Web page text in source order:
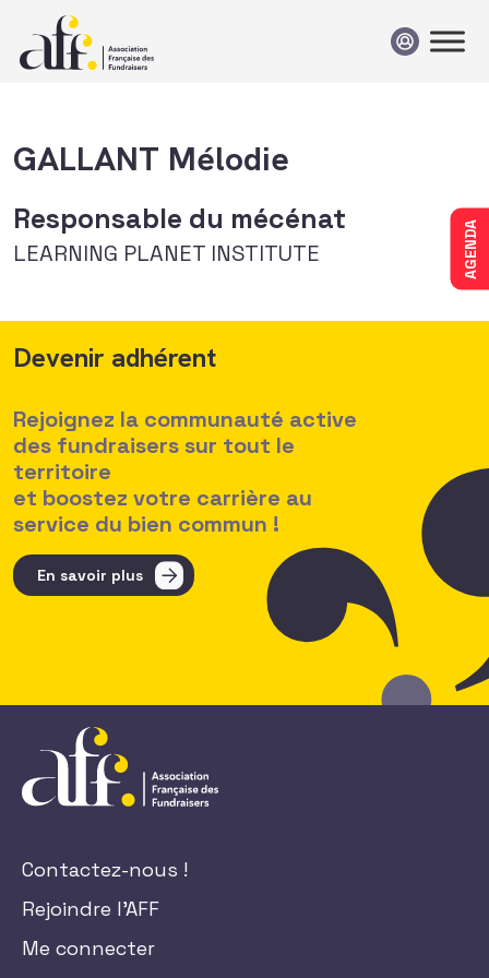
AGENDA
GALLANT Mélodie
Responsable du mécénat
LEARNING PLANET INSTITUTE
Devenir adhérent
Rejoignez la communauté active
des fundraisers sur tout le
territoire
et boostez votre carrière au
service du bien commun !
En savoir plus
Contactez-nous !
Rejoindre l'AFF
Me connecter